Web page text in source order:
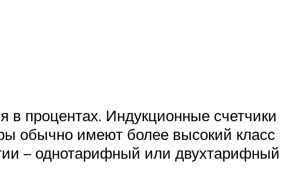
в процентах. Индукционные счетчики
обычно имеют более высокий класс
– однотарифный или двухтарифный